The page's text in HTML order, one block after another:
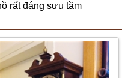
rất đáng sưu tầm